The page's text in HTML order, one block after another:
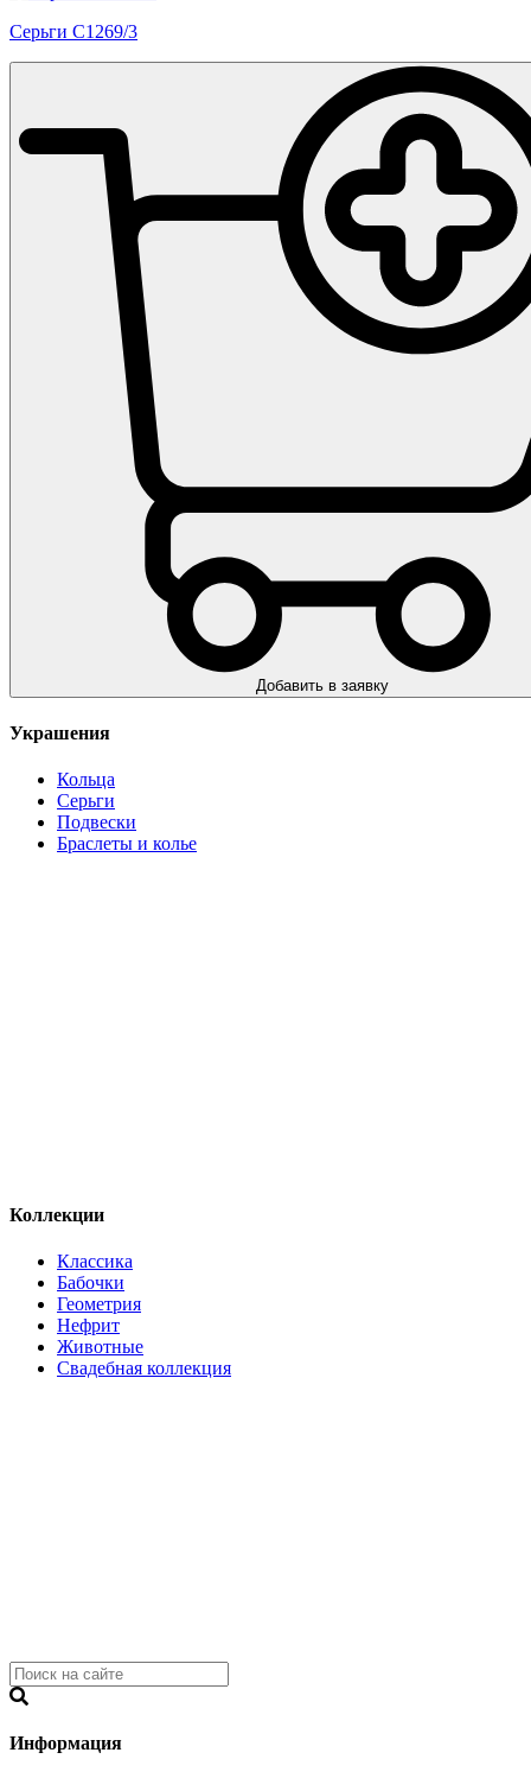
Серьги С1269/3
Добавить в заявку
Украшения
Кольца
Серьги
Подвески
Браслеты и колье
Коллекции
Классика
Бабочки
Геометрия
Нефрит
Животные
Свадебная коллекция
Информация